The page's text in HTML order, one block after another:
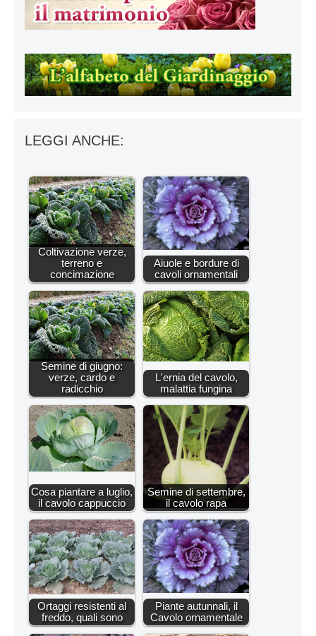
LEGGI ANCHE:
Coltivazione verze,
terreno e
concimazione
Aiuole e bordure di
cavoli ornamentali
Semine di giugno:
verze, cardo e
radicchio
L'ernia del cavolo,
malattia fungina
Cosa piantare a luglio,
il cavolo cappuccio
Semine di settembre,
il cavolo rapa
Ortaggi resistenti al
freddo, quali sono
Piante autunnali, il
Cavolo ornamentale